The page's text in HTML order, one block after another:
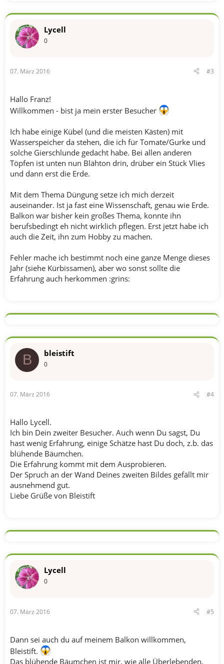
Lycell
0
07. März 2016 #3
Hallo Franz!
Willkommen - bist ja mein erster Besucher
Ich habe einige Kübel (und die meisten Kästen) mit
Wasserspeicher da stehen, die ich für Tomate/Gurke und
solche Gierschlunde gedacht habe. Bei allen anderen
Töpfen ist unten nun Blähton drin, drüber ein Stück Vlies
und dann erst die Erde.
Mit dem Thema Düngung setze ich mich derzeit
auseinander. Ist ja fast eine Wissenschaft, genau wie Erde.
Balkon war bisher kein großes Thema, konnte ihn
berufsbedingt eh nicht wirklich pflegen. Erst jetzt habe ich
auch die Zeit, ihn zum Hobby zu machen.
Fehler mache ich bestimmt noch eine ganze Menge dieses
Jahr (siehe Kürbissamen), aber wo sonst sollte die
Erfahrung auch herkommen :grins:
B bleistift
0
07. März 2016 #4
Hallo Lycell.
Ich bin Dein zweiter Besucher. Auch wenn Du sagst, Du
hast wenig Erfahrung, einige Schätze hast Du doch, z.b. das
blühende Bäumchen.
Die Erfahrung kommt mit dem Ausprobieren.
Der Spruch an der Wand Deines zweiten Bildes gefällt mir
ausnehmend gut.
Liebe Grüße von Bleistift
Lycell
0
07. März 2016 #5
Dann sei auch du auf meinem Balkon willkommen,
Bleistift.
Das blühende Bäumchen ist mir, wie alle Überlebenden,